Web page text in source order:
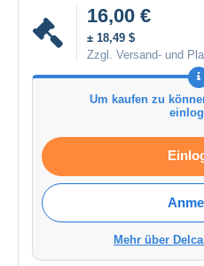
16,00 €
± 18,49 $
Zzgl. Versand- und
Um kaufen zu
Mehr über